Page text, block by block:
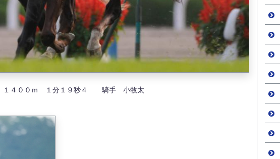
４００ｍ １分１９秒４ 騎手 小牧太